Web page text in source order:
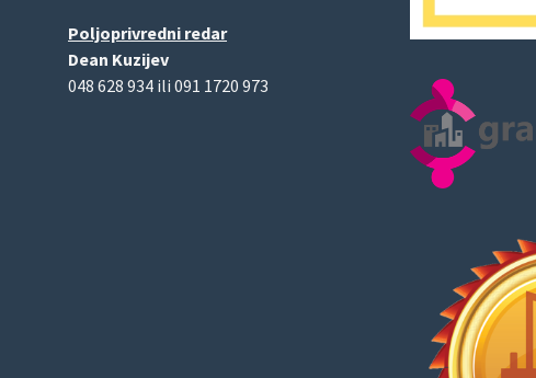
Poljoprivredni redar
Dean Kuzijev
048 628 934 ili 091 1720 973